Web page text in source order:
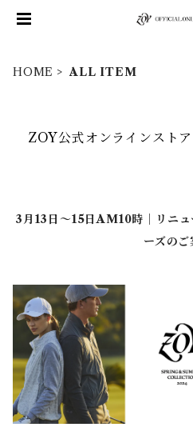
HOME ALL ITEM
ZOY公式オンラインストア
3月13日～15日AM10時｜リニュ
ーズのご